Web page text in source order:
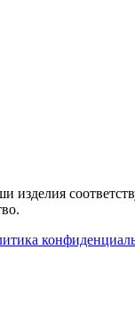
изделия